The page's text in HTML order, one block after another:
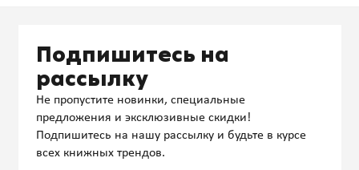
Подпишитесь на
рассылку
Не пропустите новинки, специальные
предложения и эксклюзивные скидки!
Подпишитесь на нашу рассылку и будьте в курсе
всех книжных трендов.